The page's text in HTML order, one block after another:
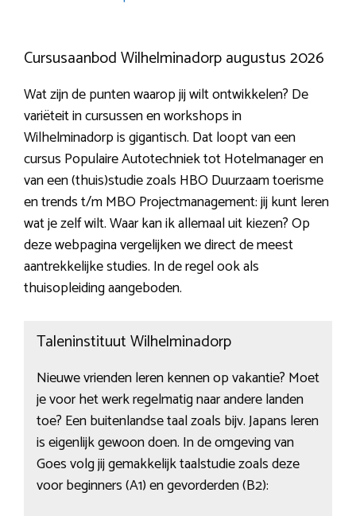
Cursusaanbod Wilhelminadorp augustus 2026
Wat zijn de punten waarop jij wilt ontwikkelen? De
variëteit in cursussen en workshops in
Wilhelminadorp is gigantisch. Dat loopt van een
cursus Populaire Autotechniek tot Hotelmanager en
van een (thuis)studie zoals HBO Duurzaam toerisme
en trends t/m MBO Projectmanagement: jij kunt leren
wat je zelf wilt. Waar kan ik allemaal uit kiezen? Op
deze webpagina vergelijken we direct de meest
aantrekkelijke studies. In de regel ook als
thuisopleiding aangeboden.
Taleninstituut Wilhelminadorp
Nieuwe vrienden leren kennen op vakantie? Moet
je voor het werk regelmatig naar andere landen
toe? Een buitenlandse taal zoals bijv. Japans leren
is eigenlijk gewoon doen. In de omgeving van
Goes volg jij gemakkelijk taalstudie zoals deze
voor beginners (A1) en gevorderden (B2):